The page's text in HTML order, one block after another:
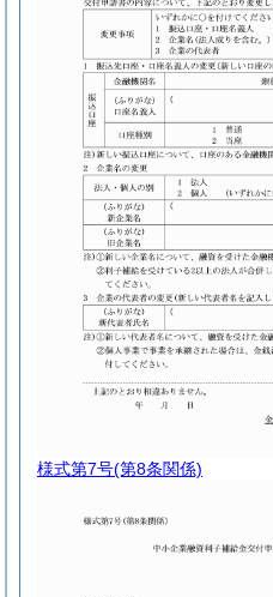
様式第7号(第8条関係)